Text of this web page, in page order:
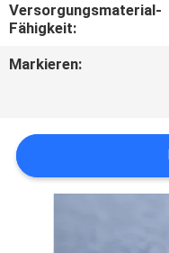
UNS
IN
FORDERN
SIE EIN
ZITAT
Versorgungsmaterial-
Fähigkeit:
Markieren: